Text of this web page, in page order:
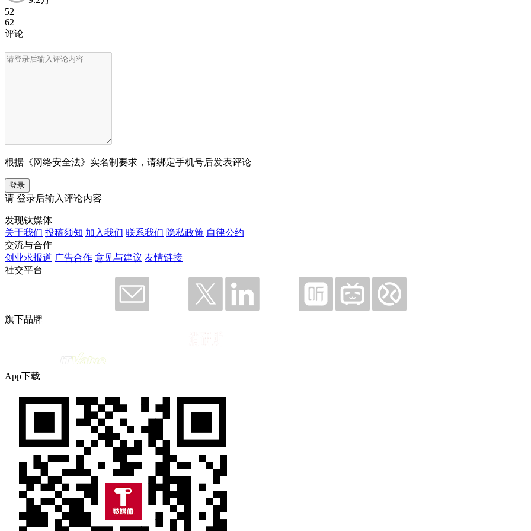
52
62
评论
根据《网络安全法》实名制要求，请绑定手机号后发表评论
登录
请 登录后输入评论内容
发现钛媒体
关于我们 投稿须知 加入我们 联系我们 隐私政策 自律公约
交流与合作
创业求报道 广告合作 意见与建议 友情链接
社交平台
旗下品牌
App下载